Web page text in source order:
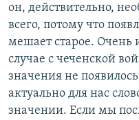
он, действительно,
всего, потому что
мешает старое. Очень
случае с чеченской
значения не
актуально для нас
значении. Если мы